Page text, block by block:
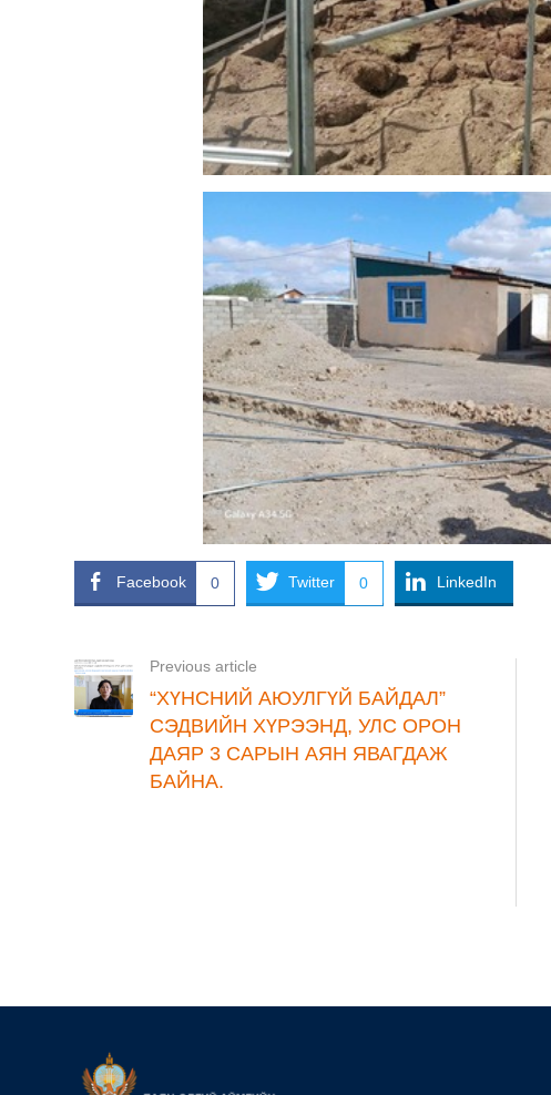
Facebook 0 Twitter 0 LinkedIn
Previous article
“ХҮНСНИЙ АЮУЛГҮЙ БАЙДАЛ”
СЭДВИЙН ХҮРЭЭНД, УЛС ОРОН
ДАЯР 3 САРЫН АЯН ЯВАГДАЖ
БАЙНА.